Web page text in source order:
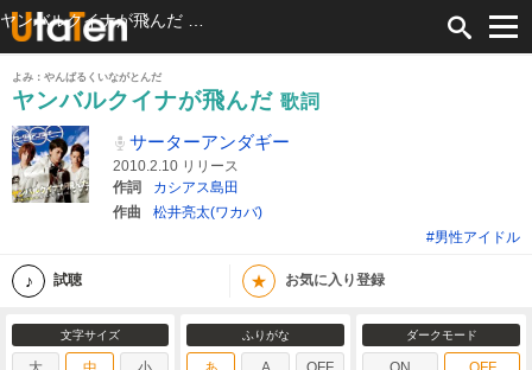
よみ：やんばるくいながとんだ
ヤンバルクイナが飛んだ 歌詞
サーターアンダギー
2010.2.10 リリース
作詞
カシアス島田
作曲
松井亮太(ワカバ)
#男性アイドル
試聴 ★ お気に入り登録
文字サイズ ふりがな ダークモード